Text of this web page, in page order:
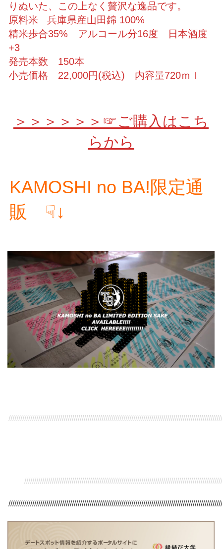
りぬいた、この上なく贅沢な逸品です。
原料米 兵庫県産山田錦 100%
精米歩合35% アルコール分16度 日本酒度
+3
発売本数 150本
小売価格 22,000円(税込) 内容量720ｍｌ
＞＞＞＞＞＞☞ご購入はこち
らから
KAMOSHI no BA!限定通
販 ☟↓